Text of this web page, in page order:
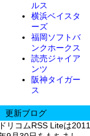
ルス
横浜ベイスタ
ーズ
福岡ソフトバ
ンクホークス
読売ジャイア
ンツ
阪神タイガー
ス
更新ブログ
ドリコムRSS Liteは2011